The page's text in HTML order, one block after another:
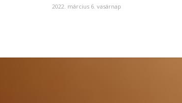
2022. március 6. vasárnap